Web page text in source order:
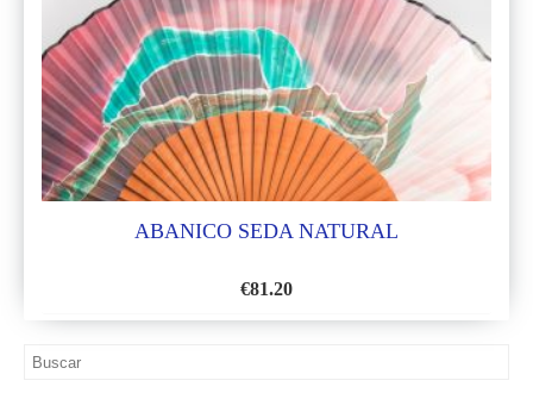
DE
DESEOS
ABANICO SEDA NATURAL
€81.20